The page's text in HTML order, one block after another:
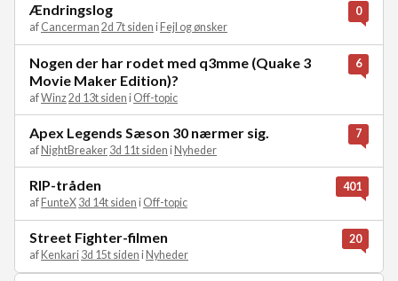
Ændringslog
af Cancerman 2d 7t siden i Fejl og ønsker
0
Nogen der har rodet med q3mme (Quake 3
Movie Maker Edition)?
afWinz2d 13t siden i Off-topic
6
Apex Legends Sæson 30 nærmer sig.
af NightBreaker 3d 11t siden i Nyheder
7
RIP-tråden
af FunteX 3d 14t siden i Off-topic
401
Street Fighter-filmen
af Kenkari 3d 15t siden i Nyheder
20